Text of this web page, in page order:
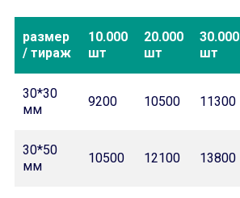
размер
/ тираж
10.000
шт
20.000
шт
30.000
шт
30*30
мм
9200 10500 11300
30*50
мм
10500 12100 13800